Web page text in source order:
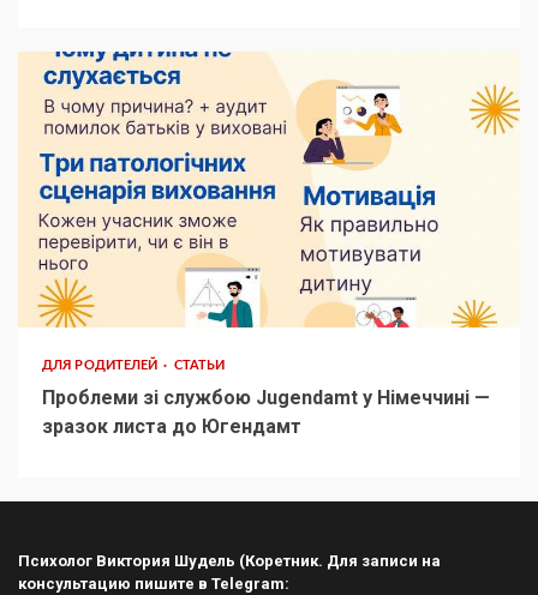
ДЛЯ РОДИТЕЛЕЙ СТАТЬИ
Проблеми зі службою Jugendamt у Німеччині —
зразок листа до Югендамт
Психолог Виктория Шудель (Коретник. Для записи на
консультацию пишите в Telegram: